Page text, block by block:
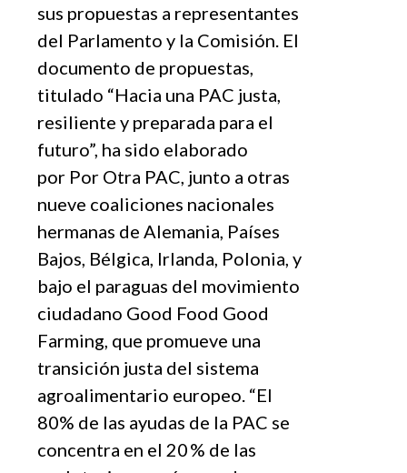
sus propuestas a representantes
del Parlamento y la Comisión. El
documento de propuestas,
titulado “Hacia una PAC justa,
resiliente y preparada para el
futuro”, ha sido elaborado
por Por Otra PAC, junto a otras
nueve coaliciones nacionales
hermanas de Alemania, Países
Bajos, Bélgica, Irlanda, Polonia, y
bajo el paraguas del movimiento
ciudadano Good Food Good
Farming, que promueve una
transición justa del sistema
agroalimentario europeo. “El
80% de las ayudas de la PAC se
concentra en el 20 % de las